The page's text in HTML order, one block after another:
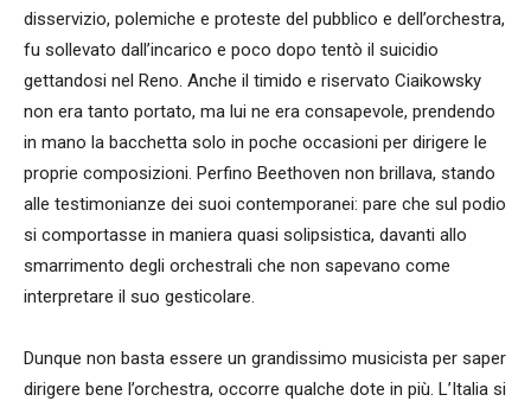
disservizio, polemiche e proteste del pubblico e dell’orchestra,
fu sollevato dall’incarico e poco dopo tentò il suicidio
gettandosi nel Reno. Anche il timido e riservato Ciaikowsky
non era tanto portato, ma lui ne era consapevole, prendendo
in mano la bacchetta solo in poche occasioni per dirigere le
proprie composizioni. Perfino Beethoven non brillava, stando
alle testimonianze dei suoi contemporanei: pare che sul podio
si comportasse in maniera quasi solipsistica, davanti allo
smarrimento degli orchestrali che non sapevano come
interpretare il suo gesticolare.
Dunque non basta essere un grandissimo musicista per saper
dirigere bene l’orchestra, occorre qualche dote in più. L’Italia si